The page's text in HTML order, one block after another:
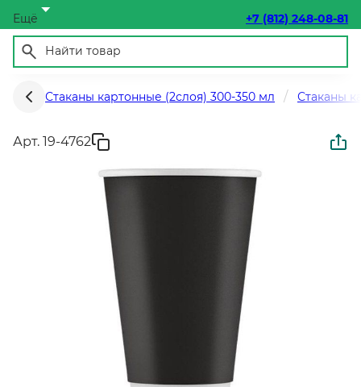
Ещё +7 (812) 248-08-81
Стаканы картонные (2слоя) 300-350 мл Стаканы
Арт. 19-4762